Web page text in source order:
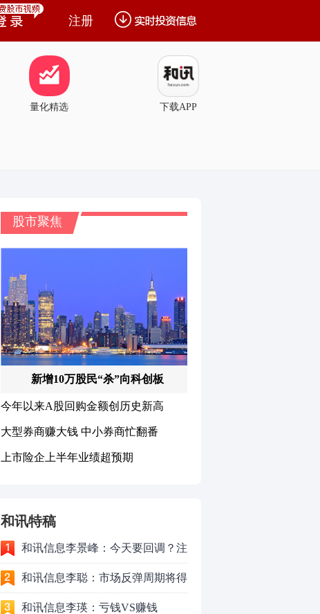
注册
量化精选 下载APP
和讯特稿
和讯信息李景峰：今天要回调？注
意这个信号！
和讯信息李聪：市场反弹周期将得
以延长
和讯信息李瑛：亏钱VS赚钱